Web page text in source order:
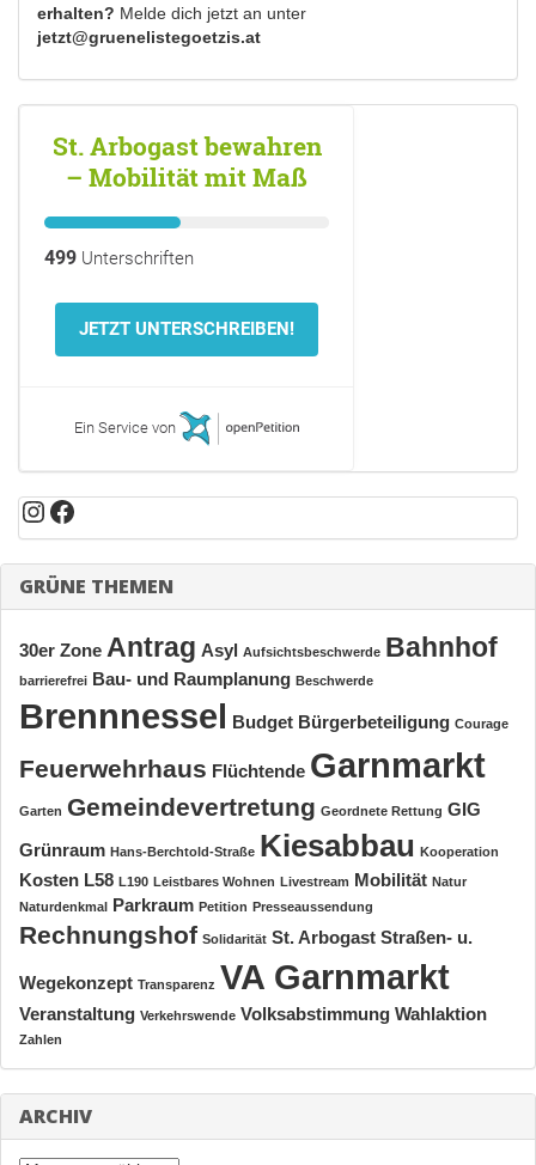
erhalten? Melde dich jetzt an unter
jetzt@gruenelistegoetzis.at
St. Arbogast bewahren
– Mobilität mit Maß
499 Unterschriften
JETZT UNTERSCHREIBEN!
Ein Service von
Instagram
Facebook
GRÜNE THEMEN
30er Zone Antrag Asyl Aufsichtsbeschwerde Bahnhof
barrierefrei Bau- und Raumplanung Beschwerde
Brennnessel Budget Bürgerbeteiligung Courage
Feuerwehrhaus Flüchtende Garnmarkt
Garten Gemeindevertretung Geordnete Rettung GIG
Grünraum Hans-Berchtold-Straße Kiesabbau Kooperation
Kosten L58 L190 Leistbares Wohnen Livestream Mobilität Natur
Naturdenkmal Parkraum Petition Presseaussendung
Rechnungshof Solidarität St. Arbogast Straßen- u.
Wegekonzept Transparenz VA Garnmarkt
Veranstaltung Verkehrswende Volksabstimmung Wahlaktion
Zahlen
ARCHIV